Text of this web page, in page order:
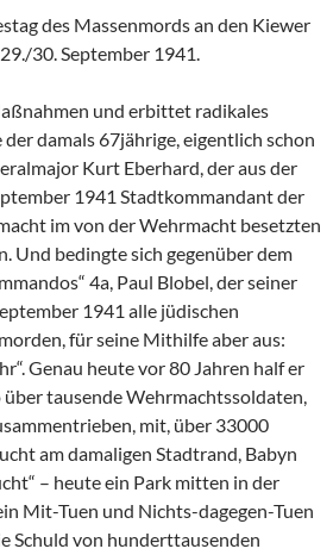
des Massenmords an den Kiewer
30. September 1941.
und erbittet radikales
damals 67jährige, eigentlich schon
Kurt Eberhard, der aus der
1941 Stadtkommandant der
im von der Wehrmacht besetzten
Und bedingte sich gegenüber dem
4a, Paul Blobel, der seiner
1941 alle jüdischen
für seine Mithilfe aber aus:
Genau heute vor 80 Jahren half er
tausende Wehrmachtssoldaten,
mit, über 33000
am damaligen Stadtrand, Babyn
– heute ein Park mitten in der
Mit-Tuen und Nichts-dagegen-Tuen
Schuld von hunderttausenden